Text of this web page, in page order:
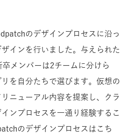
のデザインプロセスに沿っ
インを行いました。与えられた
メンバーは2チームに分けら
を自分たちで選びます。仮想の
ニューアル内容を提案し、クラ
ンプロセスを一通り経験するこ
のデザインプロセスはこち